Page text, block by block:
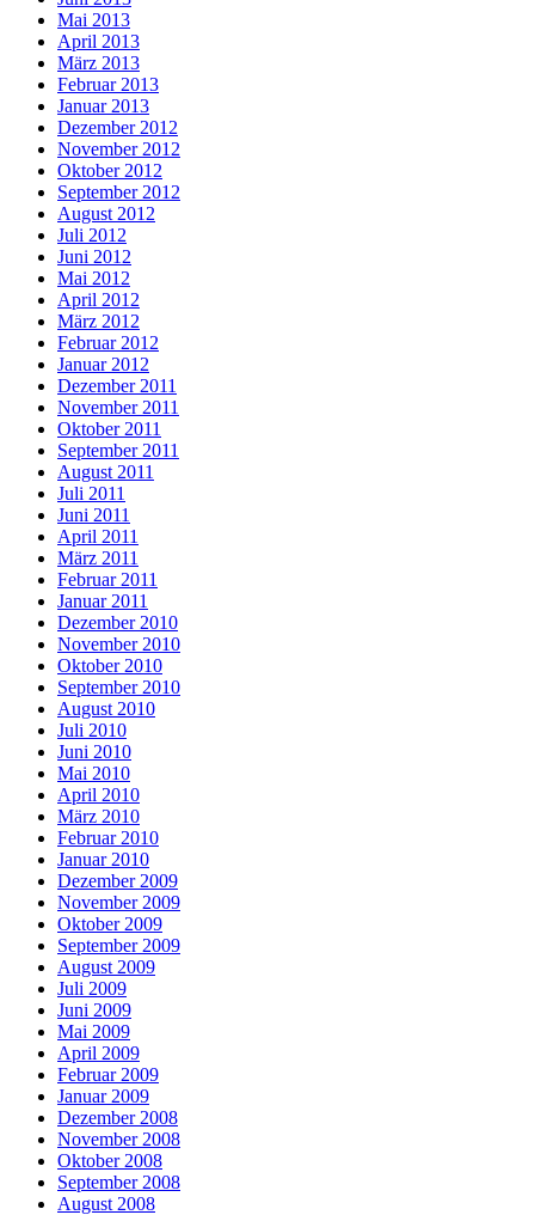
Mai 2013
April 2013
März 2013
Februar 2013
Januar 2013
Dezember 2012
November 2012
Oktober 2012
September 2012
August 2012
Juli 2012
Juni 2012
Mai 2012
April 2012
März 2012
Februar 2012
Januar 2012
Dezember 2011
November 2011
Oktober 2011
September 2011
August 2011
Juli 2011
Juni 2011
April 2011
März 2011
Februar 2011
Januar 2011
Dezember 2010
November 2010
Oktober 2010
September 2010
August 2010
Juli 2010
Juni 2010
Mai 2010
April 2010
März 2010
Februar 2010
Januar 2010
Dezember 2009
November 2009
Oktober 2009
September 2009
August 2009
Juli 2009
Juni 2009
Mai 2009
April 2009
Februar 2009
Januar 2009
Dezember 2008
November 2008
Oktober 2008
September 2008
August 2008